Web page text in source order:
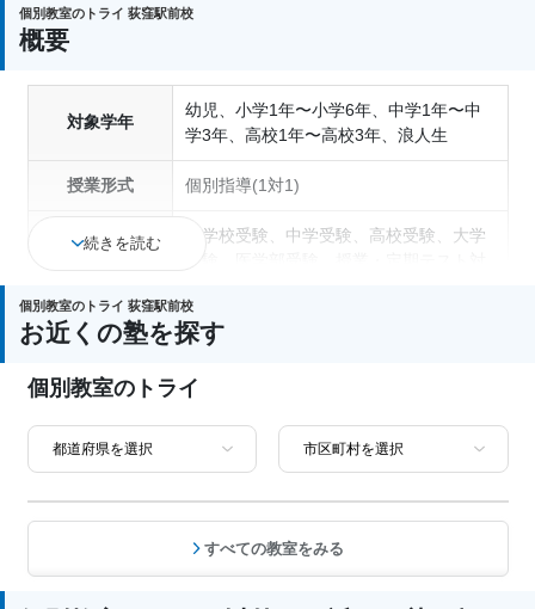
個別教室のトライ 荻窪駅前校
概要
対象学年
幼児、小学1年〜小学6年、中学1年〜中
学3年、高校1年〜高校3年、浪人生
授業形式 個別指導(1対1)
通塾の目的
小学校受験、中学受験、高校受験、大学
型選抜(旧AO)対策、推薦入試対策、学校
別特化対策、国公立大対策、私大対策、
漢検(漢字検定)対策、数学特化対策、英
を利用、オンライン対応、1科目から受
講可能、季節講習のみの受講可、発達障
続きを読む
個別教室のトライ 荻窪駅前校
お近くの塾を探す
個別教室のトライ
すべての教室をみる